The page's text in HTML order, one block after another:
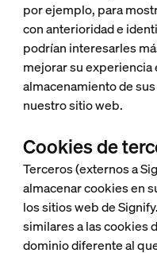
por ejemplo, para
con anterioridad e
podrían interesarles
mejorar su experiencia
almacenamiento de
nuestro sitio web.
Cookies de
Terceros (externos a
almacenar cookies en
los sitios web de
similares a las cookies
dominio diferente al